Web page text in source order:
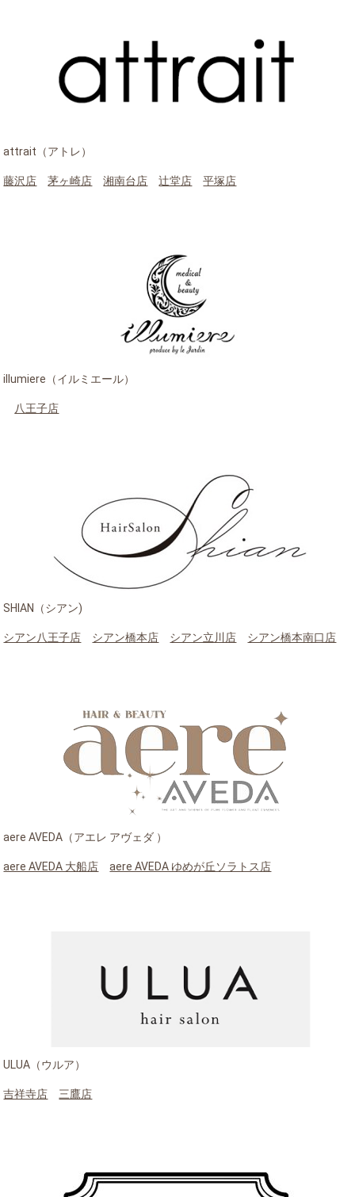
attrait（アトレ）
藤沢店 茅ヶ崎店 湘南台店 辻堂店 平塚店
illumiere（イルミエール）
八王子店
SHIAN（シアン)
シアン八王子店 シアン橋本店 シアン立川店 シアン橋本南口店
aere AVEDA（アエレ アヴェダ ）
aere AVEDA 大船店 aere AVEDA ゆめが丘ソラトス店
ULUA（ウルア）
吉祥寺店 三鷹店